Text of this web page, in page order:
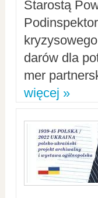
Starostą
darów dla
mer
więcej »